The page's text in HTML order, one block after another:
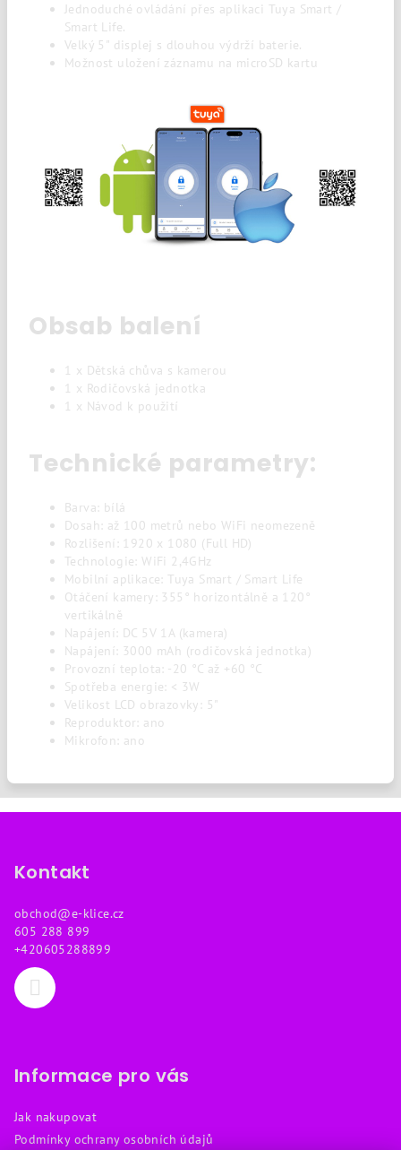
Jednoduché ovládání přes aplikaci Tuya Smart /
Smart Life.
Velký 5" displej s dlouhou výdrží baterie.
Možnost uložení záznamu na microSD kartu
Obsab balení
1 x Dětská chůva s kamerou
1 x Rodičovská jednotka
1 x Návod k použití
Technické parametry:
Barva: bílá
Dosah: až 100 metrů nebo WiFi neomezeně
Rozlišení: 1920 x 1080 (Full HD)
Technologie: WiFi 2,4GHz
Mobilní aplikace: Tuya Smart / Smart Life
Otáčení kamery: 355° horizontálně a 120°
vertikálně
Napájení: DC 5V 1A (kamera)
Napájení: 3000 mAh (rodičovská jednotka)
Provozní teplota: -20 °C až +60 °C
Spotřeba energie: < 3W
Velikost LCD obrazovky: 5"
Reproduktor: ano
Mikrofon: ano
Kontakt
obchod@e-klice.cz
605 288 899
+420605288899
Informace pro vás
Jak nakupovat
Podmínky ochrany osobních údajů